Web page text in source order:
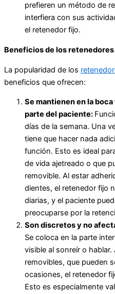
prefieren un método de
interfiera con sus
el retenedor fijo.
Beneficios de los
La popularidad de los
beneficios que ofrecen:
Se mantienen en la
parte del paciente:
días de la semana. Una
tiene que hacer nada
función. Esto es ideal
de vida ajetreado o que
removible. Al estar
dientes, el retenedor fijo
diarias, y el paciente
preocuparse por la
Son discretos y no
Se coloca en la parte
visible al sonreír o
removibles, que pueden
ocasiones, el retenedor
Esto es especialmente